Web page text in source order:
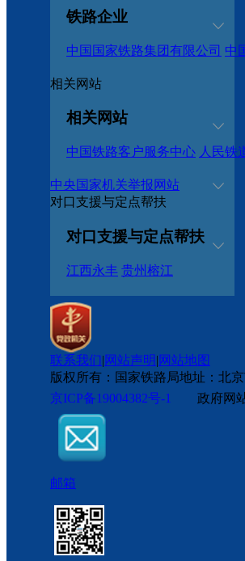
铁路企业
中国国家铁路集团有限公司 中
相关网站
相关网站
中国铁路客户服务中心 人民铁
中央国家机关举报网站
对口支援与定点帮扶
对口支援与定点帮扶
江西永丰 贵州榕江
联系我们|网站声明|网站地图
版权所有：国家铁路局地址：北
京ICP备19004382号-1
政府网站
邮箱